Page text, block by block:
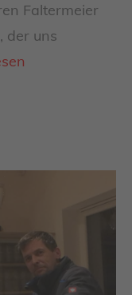
Faltermeier
der uns